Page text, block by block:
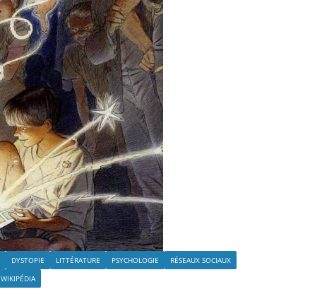
DYSTOPIE LITTÉRATURE PSYCHOLOGIE
RÉSEAUX SOCIAUX
WIKIPÉDIA